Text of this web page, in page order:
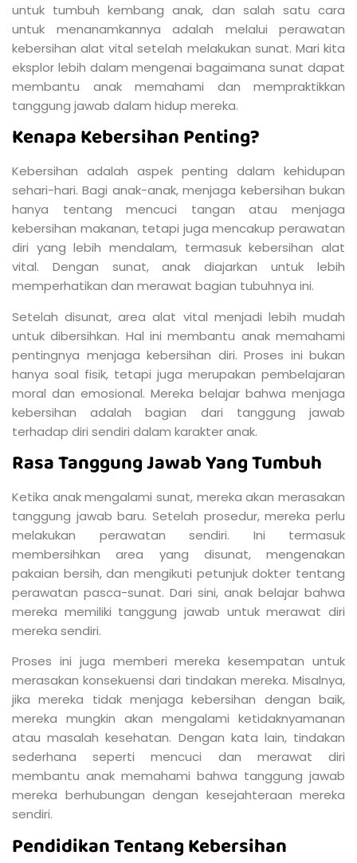
untuk tumbuh kembang anak, dan salah satu cara
untuk menanamkannya adalah melalui perawatan
kebersihan alat vital setelah melakukan sunat. Mari kita
eksplor lebih dalam mengenai bagaimana sunat dapat
membantu anak memahami dan mempraktikkan
tanggung jawab dalam hidup mereka.
Kenapa Kebersihan Penting?
Kebersihan adalah aspek penting dalam kehidupan
sehari-hari. Bagi anak-anak, menjaga kebersihan bukan
hanya tentang mencuci tangan atau menjaga
kebersihan makanan, tetapi juga mencakup perawatan
diri yang lebih mendalam, termasuk kebersihan alat
vital. Dengan sunat, anak diajarkan untuk lebih
memperhatikan dan merawat bagian tubuhnya ini.
Setelah disunat, area alat vital menjadi lebih mudah
untuk dibersihkan. Hal ini membantu anak memahami
pentingnya menjaga kebersihan diri. Proses ini bukan
hanya soal fisik, tetapi juga merupakan pembelajaran
moral dan emosional. Mereka belajar bahwa menjaga
kebersihan adalah bagian dari tanggung jawab
terhadap diri sendiri dalam karakter anak.
Rasa Tanggung Jawab Yang Tumbuh
Ketika anak mengalami sunat, mereka akan merasakan
tanggung jawab baru. Setelah prosedur, mereka perlu
melakukan perawatan sendiri. Ini termasuk
membersihkan area yang disunat, mengenakan
pakaian bersih, dan mengikuti petunjuk dokter tentang
perawatan pasca-sunat. Dari sini, anak belajar bahwa
mereka memiliki tanggung jawab untuk merawat diri
mereka sendiri.
Proses ini juga memberi mereka kesempatan untuk
merasakan konsekuensi dari tindakan mereka. Misalnya,
jika mereka tidak menjaga kebersihan dengan baik,
mereka mungkin akan mengalami ketidaknyamanan
atau masalah kesehatan. Dengan kata lain, tindakan
sederhana seperti mencuci dan merawat diri
membantu anak memahami bahwa tanggung jawab
mereka berhubungan dengan kesejahteraan mereka
sendiri.
Pendidikan Tentang Kebersihan